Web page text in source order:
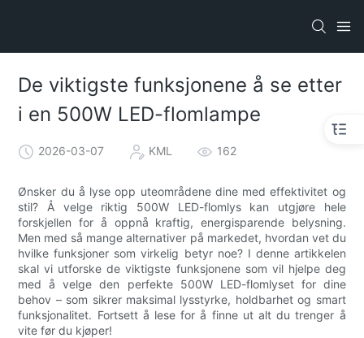
De viktigste funksjonene å se etter
i en 500W LED-flomlampe
2026-03-07 KML 162
Ønsker du å lyse opp uteområdene dine med effektivitet og
stil? Å velge riktig 500W LED-flomlys kan utgjøre hele
forskjellen for å oppnå kraftig, energisparende belysning.
Men med så mange alternativer på markedet, hvordan vet du
hvilke funksjoner som virkelig betyr noe? I denne artikkelen
skal vi utforske de viktigste funksjonene som vil hjelpe deg
med å velge den perfekte 500W LED-flomlyset for dine
behov – som sikrer maksimal lysstyrke, holdbarhet og smart
funksjonalitet. Fortsett å lese for å finne ut alt du trenger å
vite før du kjøper!